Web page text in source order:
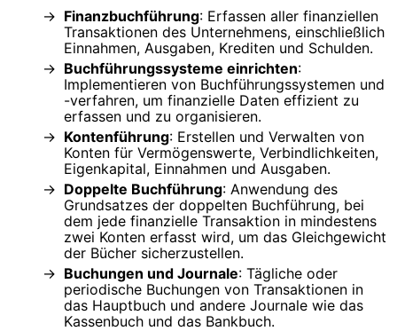
Finanzbuchführung: Erfassen aller finanziellen
Transaktionen des Unternehmens, einschließlich
Einnahmen, Ausgaben, Krediten und Schulden.
Buchführungssysteme einrichten:
Implementieren von Buchführungssystemen und
-verfahren, um finanzielle Daten effizient zu
erfassen und zu organisieren.
Kontenführung: Erstellen und Verwalten von
Konten für Vermögenswerte, Verbindlichkeiten,
Eigenkapital, Einnahmen und Ausgaben.
Doppelte Buchführung: Anwendung des
Grundsatzes der doppelten Buchführung, bei
dem jede finanzielle Transaktion in mindestens
zwei Konten erfasst wird, um das Gleichgewicht
der Bücher sicherzustellen.
Buchungen und Journale: Tägliche oder
periodische Buchungen von Transaktionen in
das Hauptbuch und andere Journale wie das
Kassenbuch und das Bankbuch.